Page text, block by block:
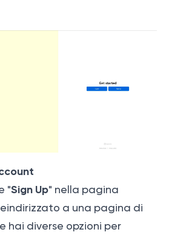
"Sign Up" nella pagina
a una pagina di
hai diverse opzioni per